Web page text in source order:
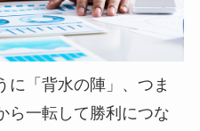
に「背水の陣」、つま
ら一転して勝利につな